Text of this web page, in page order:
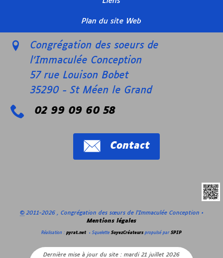
Plan du site Web
Congrégation des soeurs de
l’Immaculée Conception
57 rue Louison Bobet
35290 -St Méen le Grand
02 99 09 60 58
Contact
©2011-2026 , Congrégation des sœurs de l’Immaculée Conception •
Mentions légales
Réalisation : pyrat.net • Squelette SoyezCréateurs propulsé par SPIP
Dernière mise à jour du site : mardi 21 juillet 2026